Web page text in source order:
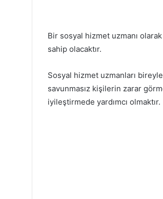
Bir sosyal hizmet uzmanı
sahip olacaktır.
Sosyal hizmet uzmanları
savunmasız kişilerin zarar
iyileştirmede yardımcı olmaktır.